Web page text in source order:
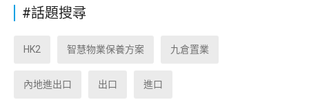
#話題搜尋
HK2 智慧物業保養方案 九倉置業
內地進出口 出口 進口